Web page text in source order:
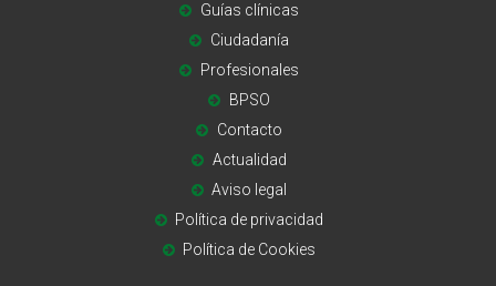
Guías clínicas
Ciudadanía
Profesionales
BPSO
Contacto
Actualidad
Aviso legal
Política de privacidad
Política de Cookies